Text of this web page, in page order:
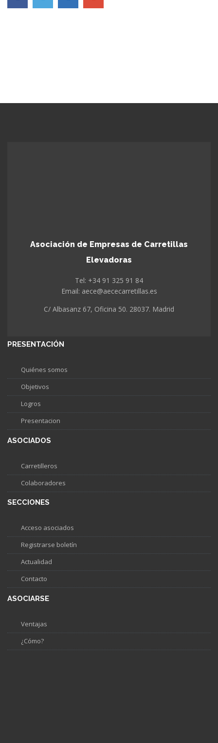
Asociación de Empresas de Carretillas
Elevadoras
Tel: +34 91 325 91 84
Email: aece@aececarretillas.es
C/ Albasanz 67, Oficina 50. 28037. Madrid
PRESENTACIÓN
Quiénes somos
Objetivos
Logros
Presentacion
ASOCIADOS
Carretilleros
Colaboradores
SECCIONES
Acceso asociados
Registrarse boletín
Actualidad
Contacto
ASOCIARSE
Ventajas
¿Cómo?